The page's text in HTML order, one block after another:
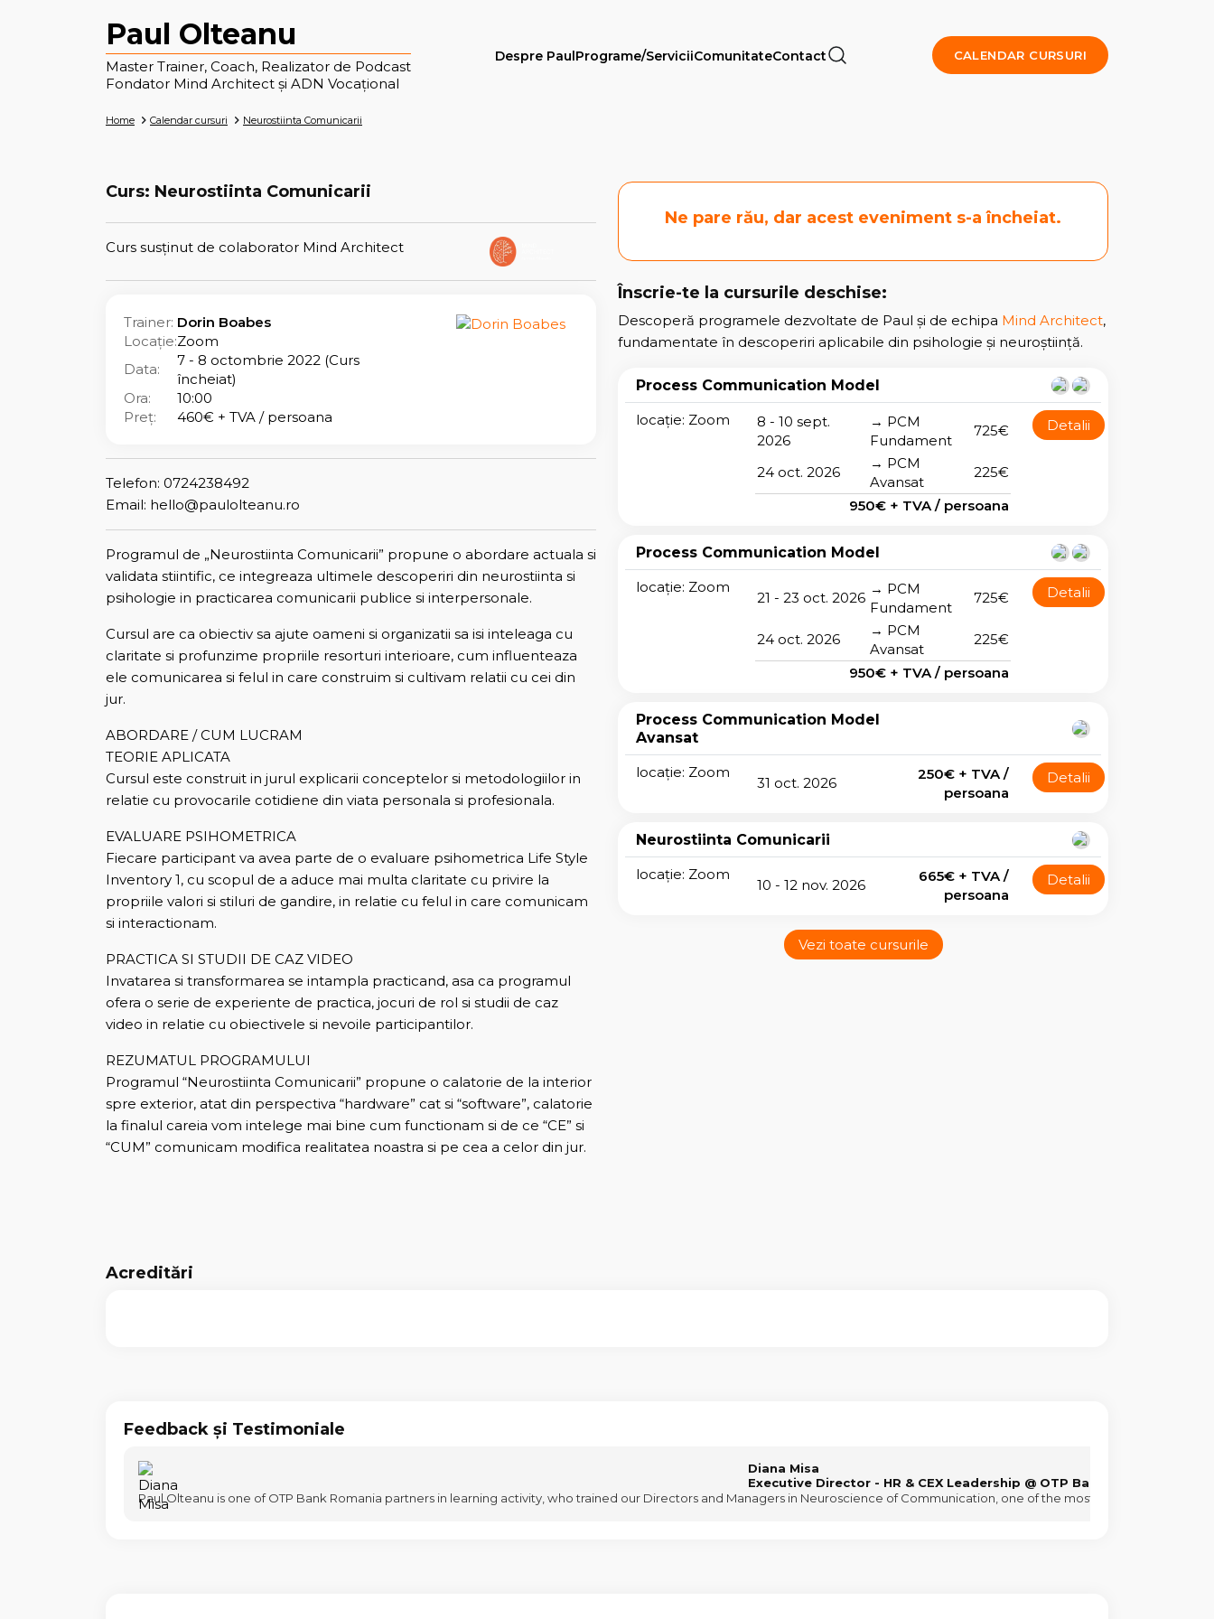
Paul Olteanu
Master Trainer, Coach, Realizator de Podcast
Fondator Mind Architect și ADN Vocațional
Despre PaulPrograme/ServiciiComunitateContact CALENDAR CURSURI
Home Calendar cursuri Neurostiinta Comunicarii
Curs: Neurostiinta Comunicarii
Curs susținut de colaborator Mind Architect
Trainer: Dorin Boabes
Locație:Zoom
Data:
7 - 8 octombrie 2022 (Curs
încheiat)
Ora:
10:00
Preț:
460€ + TVA / persoana
Telefon: 0724238492
Email: hello@paulolteanu.ro
Programul de „Neurostiinta Comunicarii” propune o abordare actuala si
validata stiintific, ce integreaza ultimele descoperiri din neurostiinta si
psihologie in practicarea comunicarii publice si interpersonale.
Cursul are ca obiectiv sa ajute oameni si organizatii sa isi inteleaga cu
claritate si profunzime propriile resorturi interioare, cum influenteaza
ele comunicarea si felul in care construim si cultivam relatii cu cei din
jur.
ABORDARE / CUM LUCRAM
TEORIE APLICATA
Cursul este construit in jurul explicarii conceptelor si metodologiilor in
relatie cu provocarile cotidiene din viata personala si profesionala.
EVALUARE PSIHOMETRICA
Fiecare participant va avea parte de o evaluare psihometrica Life Style
Inventory 1, cu scopul de a aduce mai multa claritate cu privire la
propriile valori si stiluri de gandire, in relatie cu felul in care comunicam
si interactionam.
PRACTICA SI STUDII DE CAZ VIDEO
Invatarea si transformarea se intampla practicand, asa ca programul
ofera o serie de experiente de practica, jocuri de rol si studii de caz
video in relatie cu obiectivele si nevoile participantilor.
REZUMATUL PROGRAMULUI
Programul “Neurostiinta Comunicarii” propune o calatorie de la interior
spre exterior, atat din perspectiva “hardware” cat si “software”, calatorie
la finalul careia vom intelege mai bine cum functionam si de ce “CE” si
“CUM” comunicam modifica realitatea noastra si pe cea a celor din jur.
Ne pare rău, dar acest eveniment s-a încheiat.
Înscrie-te la cursurile deschise:
Descoperă programele dezvoltate de Paul și de echipa Mind Architect,
fundamentate în descoperiri aplicabile din psihologie și neuroștiință.
Process Communication Model
locație: Zoom
8 - 10 sept.
2026
→ PCM
Fundament
725€
24 oct. 2026
→ PCM
Avansat
225€
950€ + TVA / persoana
Detalii
Process Communication Model
locație: Zoom
21 - 23 oct. 2026
→ PCM
Fundament
725€
24 oct. 2026
→ PCM
Avansat
225€
950€ + TVA / persoana
Detalii
Process Communication Model
Avansat
locație: Zoom
31 oct. 2026
250€ + TVA /
persoana
Detalii
Neurostiinta Comunicarii
locație: Zoom
10 - 12 nov. 2026
665€ + TVA /
persoana
Detalii
Vezi toate cursurile
Acreditări
Feedback și Testimoniale
Diana Misa
Executive Director - HR & CEX Leadership @ OTP Bank Romania
Paul Olteanu is one of OTP Bank Romania partners in learning activity, who trained our Directors and Managers in Neuroscience of Communication, one of the most revealing